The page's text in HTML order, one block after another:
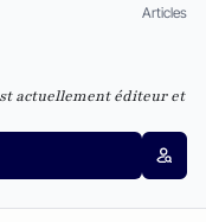
Articles
actuellement éditeur et